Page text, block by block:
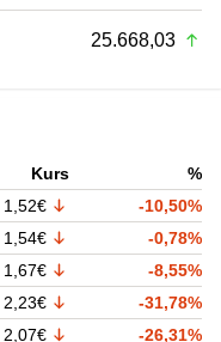
25.668,03
Kurs
%
1,52€
-10,50%
1,54€
-0,78%
1,67€
-8,55%
2,23€
-31,78%
2,07€
-26,31%